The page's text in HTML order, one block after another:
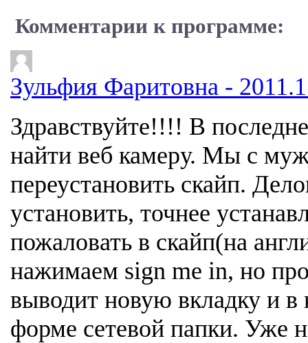
Комментарии к программе:
Зульфия Фаритовна -
Здравствуйте!!!! В
найти веб камеру. Мы с
переустановить скайп.
установить, точнее
пожаловать в скайп(на
нажимаем sign me in, но
выводит новую вкладку и
форме сетевой папки. Уже